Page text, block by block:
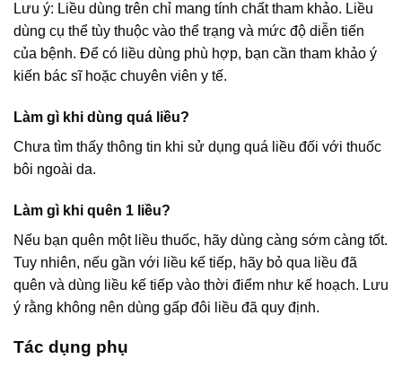
Lưu ý: Liều dùng trên chỉ mang tính chất tham khảo. Liều
dùng cụ thể tùy thuộc vào thể trạng và mức độ diễn tiến
của bệnh. Để có liều dùng phù hợp, bạn cần tham khảo ý
kiến bác sĩ hoặc chuyên viên y tế.
Làm gì khi dùng quá liều?
Chưa tìm thấy thông tin khi sử dụng quá liều đối với thuốc
bôi ngoài da.
Làm gì khi quên 1 liều?
Nếu bạn quên một liều thuốc, hãy dùng càng sớm càng tốt.
Tuy nhiên, nếu gần với liều kế tiếp, hãy bỏ qua liều đã
quên và dùng liều kế tiếp vào thời điểm như kế hoạch. Lưu
ý rằng không nên dùng gấp đôi liều đã quy định.
Tác dụng phụ